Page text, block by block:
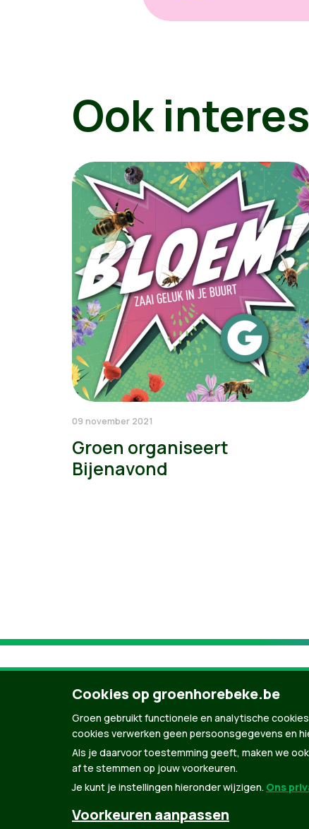
Ook
09 november 2021
Groen organiseert
Bijenavond
© Copyright Groen 2026 | Gemaakt met
Cookies op groenhorebeke.be
Groen gebruikt functionele en analytische
cookies verwerken geen persoonsgegevens en
Als je daarvoor toestemming geeft, maken we
af te stemmen op jouw voorkeuren.
Je kunt je instellingen hieronder wijzigen. Ons
Voorkeuren aanpassen